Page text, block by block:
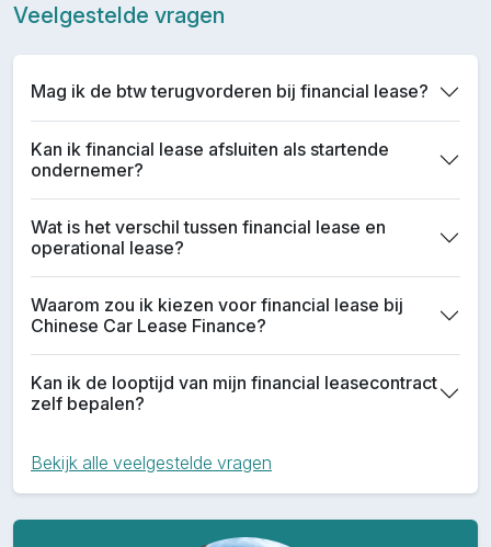
Veelgestelde vragen
Mag ik de btw terugvorderen bij financial lease?
Kan ik financial lease afsluiten als startende
ondernemer?
Wat is het verschil tussen financial lease en
operational lease?
Waarom zou ik kiezen voor financial lease bij
Chinese Car Lease Finance?
Kan ik de looptijd van mijn financial leasecontract
zelf bepalen?
Bekijk alle veelgestelde vragen